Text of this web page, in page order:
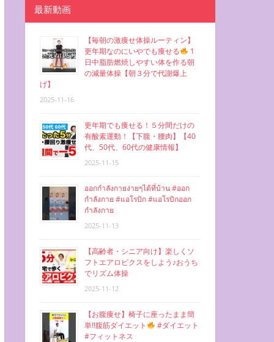
最新動画
【毎朝の激痩せ体操ルーティン】
更年期なのにいやでも痩せる
1
日中脂肪燃焼しやすい体を作る朝
の減量体操【朝３分で代謝爆上
げ】
2025-11-16
更年期でも痩せる！５分間だけの
有酸素運動！【下腹・腰肉】【40
代、50代、60代の健康情報】
2025-11-15
ออกกำลังกายง่ายๆได้ที่บ้าน #ออก
กำลังกาย #แอโรบิก #แอโรบิกออก
กำลังกาย
2025-11-13
【高齢者・シニア向け】楽しくソ
フトエアロビクスをしよう♪おうち
でリズム体操
2025-11-12
【お腹痩せ】椅子に座ったまま簡
単‼︎腹筋ダイエット
#ダイエット
#フィットネス